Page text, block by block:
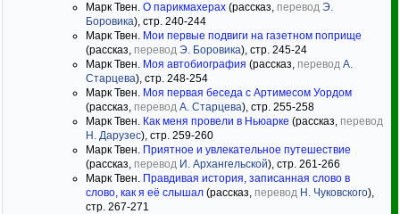
Марк Твен. О парикмахерах (рассказ, перевод Э.
Боровика), стр. 240-244
Марк Твен. Мои первые подвиги на газетном поприще
(рассказ, перевод Э. Боровика), стр. 245-24
Марк Твен. Моя автобиография (рассказ, перевод А.
Старцева), стр. 248-254
Марк Твен. Моя первая беседа с Артимесом Уордом
(рассказ, перевод А. Старцева), стр. 255-258
Марк Твен. Как меня провели в Ньюарке (рассказ, перевод
Н. Дарузес), стр. 259-260
Марк Твен. Приятное и увлекательное путешествие
(рассказ, перевод И. Архангельской), стр. 261-266
Марк Твен. Правдивая история, записанная слово в
слово, как я её слышал (рассказ, перевод Н. Чуковского),
стр. 267-271